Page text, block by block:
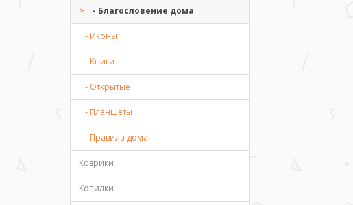
- Благословение дома
- Иконы
- Книги
- Открытые
- Планшеты
- Правила дома
Коврики
Копилки